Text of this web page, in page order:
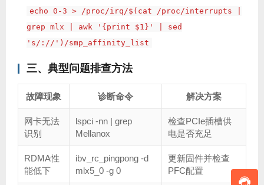
echo 0-3 > /proc/irq/$(cat /proc/interrupts |
grep mlx | awk '{print $1}' | sed
's/://')/smp_affinity_list
三、典型问题排查方法
故障现象 诊断命令 解决方案
网卡无法
识别
lspci -nn | grep
Mellanox
检查PCIe插槽供
电是否充足
RDMA性
能低下
ibv_rc_pingpong -d
mlx5_0 -g 0
更新固件并检查
PFC配置